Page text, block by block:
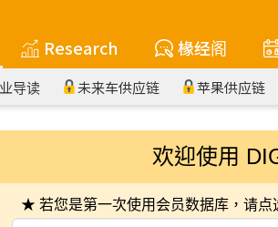
Research 椽经阁
导读 未来车供应链 苹果供应链
欢迎使用
★ 若您是第一次使用会员数据库，请点